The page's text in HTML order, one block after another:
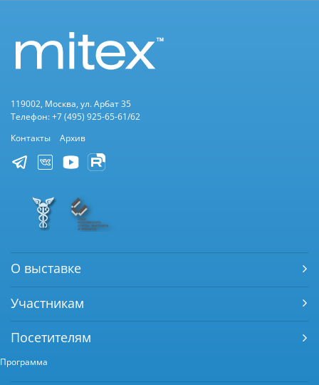
119002, Москва, ул. Арбат 35
Телефон: +7 (495) 925-65-61/62
Контакты
Архив
О выставке
Участникам
Посетителям
Программа